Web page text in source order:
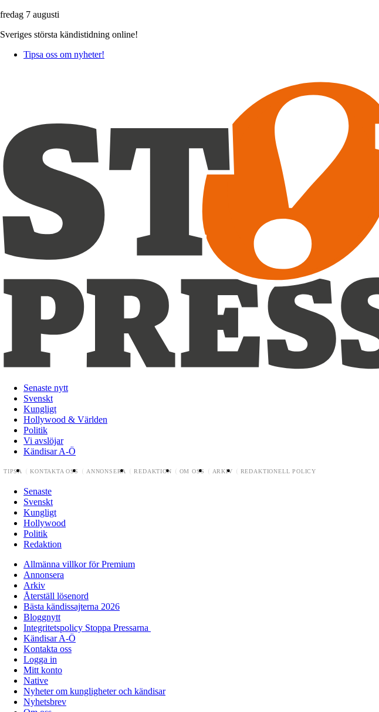
fredag 7 augusti
Sveriges största kändistidning online!
Tipsa oss om nyheter!
Senaste nytt
Svenskt
Kungligt
Hollywood & Världen
Politik
Vi avslöjar
Kändisar A-Ö
TIPSA KONTAKTA OSS ANNONSERA REDAKTION OM OSS ARKIV REDAKTIONELL POLICY
Senaste
Svenskt
Kungligt
Hollywood
Politik
Redaktion
Allmänna villkor för Premium
Annonsera
Arkiv
Återställ lösenord
Bästa kändissajterna 2026
Bloggnytt
Integritetspolicy Stoppa Pressarna
Kändisar A-Ö
Kontakta oss
Logga in
Mitt konto
Native
Nyheter om kungligheter och kändisar
Nyhetsbrev